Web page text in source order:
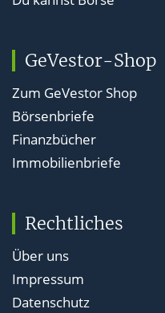
GeVestor-Shop
Zum GeVestor Shop
Börsenbriefe
Finanzbücher
Immobilienbriefe
Rechtliches
Über uns
Impressum
Datenschutz